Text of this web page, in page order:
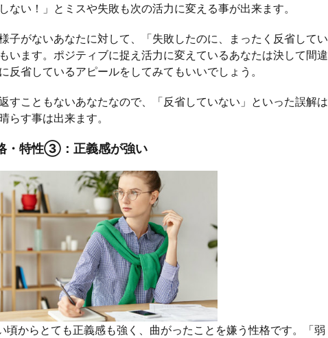
ない！」とミスや失敗も次の活力に変える事が出来ます。
子がないあなたに対して、「失敗したのに、まったく反省してい
います。ポジティブに捉え活力に変えているあなたは決して間違
反省しているアピールをしてみてもいいでしょう。
すこともないあなたなので、「反省していない」といった誤解は
らす事は出来ます。
・特性③：正義感が強い
頃からとても正義感も強く、曲がったことを嫌う性格です。「弱